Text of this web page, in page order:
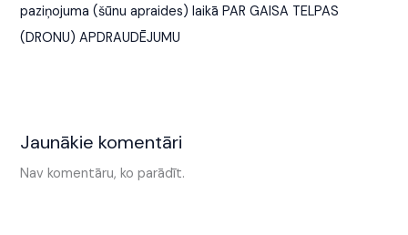
paziņojuma (šūnu apraides) laikā PAR GAISA TELPAS
(DRONU) APDRAUDĒJUMU
Jaunākie komentāri
Nav komentāru, ko parādīt.